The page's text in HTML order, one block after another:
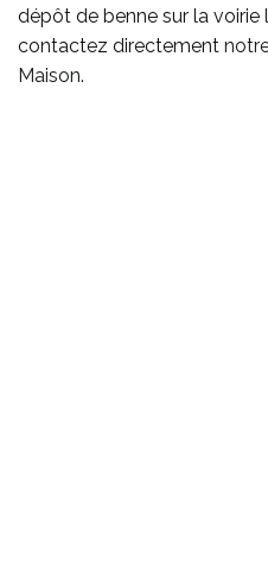
dépôt de benne sur la voirie
contactez directement
Maison.